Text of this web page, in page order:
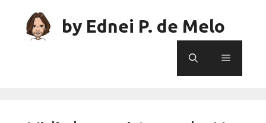
content
by Ednei P. de Melo
Menu